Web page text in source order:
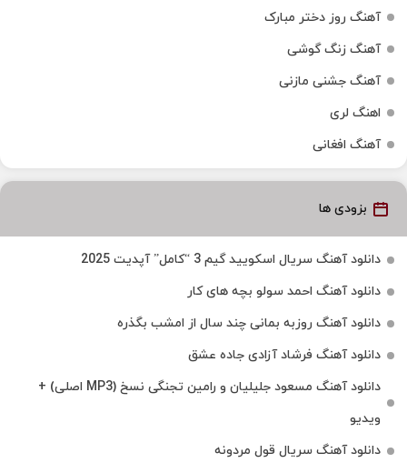
آهنگ روز دختر مبارک
آهنگ زنگ گوشی
آهنگ جشنی مازنی
اهنگ لری
آهنگ افغانی
بزودی ها
دانلود آهنگ سریال اسکویید گیم 3 “کامل” آپدیت 2025
دانلود آهنگ احمد سولو بچه های کار
دانلود آهنگ روزبه بمانی چند سال از امشب بگذره
دانلود آهنگ فرشاد آزادی جاده عشق
دانلود آهنگ مسعود جلیلیان و رامین تجنگی نسخ (MP3 اصلی) +
ویدیو
دانلود آهنگ سریال قول مردونه